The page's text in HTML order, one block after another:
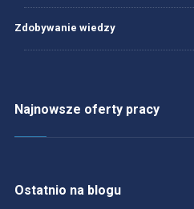
Zdobywanie wiedzy
Najnowsze oferty pracy
Ostatnio na blogu